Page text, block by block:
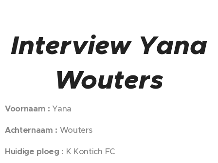
Interview Yana
Wouters
Voornaam :Yana
Achternaam : Wouters
Huidige ploeg : K Kontich FC